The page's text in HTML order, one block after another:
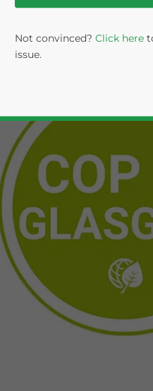
Not convinced? Click here
issue.
Yes, I have read thePrivacy
- case sensitive